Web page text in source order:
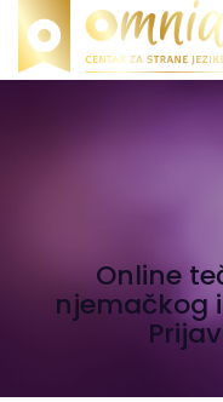
Online
njemačkog